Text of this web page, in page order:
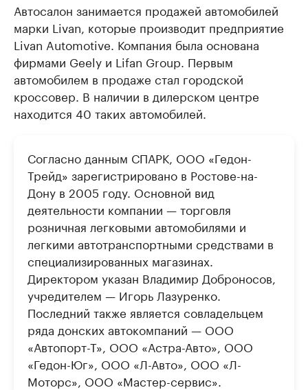
Автосалон занимается продажей автомобилей
марки Livan, которые производит предприятие
Livan Automotive. Компания была основана
фирмами Geely и Lifan Group. Первым
автомобилем в продаже стал городской
кроссовер. В наличии в дилерском центре
находится 40 таких автомобилей.
Согласно данным СПАРК, ООО «Гедон-
Трейд» зарегистрировано в Ростове-на-
Дону в 2005 году. Основной вид
деятельности компании — торговля
розничная легковыми автомобилями и
легкими автотранспортными средствами в
специализированных магазинах.
Директором указан Владимир Доброносов,
учредителем — Игорь Лазуренко.
Последний также является совладельцем
ряда донских автокомпаний — ООО
«Автопорт-Т», ООО «Астра-Авто», ООО
«Гедон-Юг», ООО «Л-Авто», ООО «Л-
Моторс», ООО «Мастер-сервис».